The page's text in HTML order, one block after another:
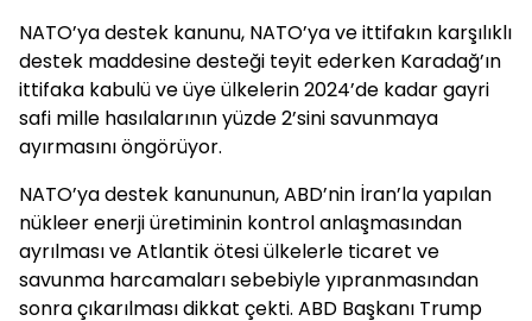
NATO’ya destek kanunu, NATO’ya ve ittifakın karşılıklı
destek maddesine desteği teyit ederken Karadağ’ın
ittifaka kabulü ve üye ülkelerin 2024’de kadar gayri
safi mille hasılalarının yüzde 2’sini savunmaya
ayırmasını öngörüyor.
NATO’ya destek kanununun, ABD’nin İran’la yapılan
nükleer enerji üretiminin kontrol anlaşmasından
ayrılması ve Atlantik ötesi ülkelerle ticaret ve
savunma harcamaları sebebiyle yıpranmasından
sonra çıkarılması dikkat çekti. ABD Başkanı Trump